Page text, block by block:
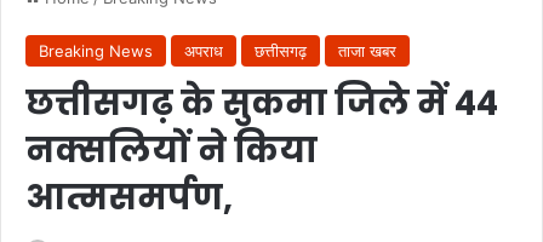
Breaking News अपराध छत्तीसगढ़ ताजा खबर
छत्तीसगढ़ के सुकमा जिले में 44
नक्सलियों ने किया
आत्मसमर्पण,